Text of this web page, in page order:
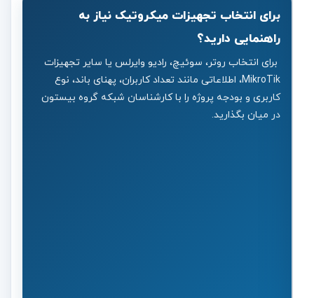
برای انتخاب تجهیزات میکروتیک نیاز به
راهنمایی دارید؟
برای انتخاب روتر، سوئیچ، رادیو وایرلس یا سایر تجهیزات
MikroTik، اطلاعاتی مانند تعداد کاربران، پهنای باند، نوع
کاربری و بودجه پروژه را با کارشناسان شبکه گروه بیستون
در میان بگذارید.